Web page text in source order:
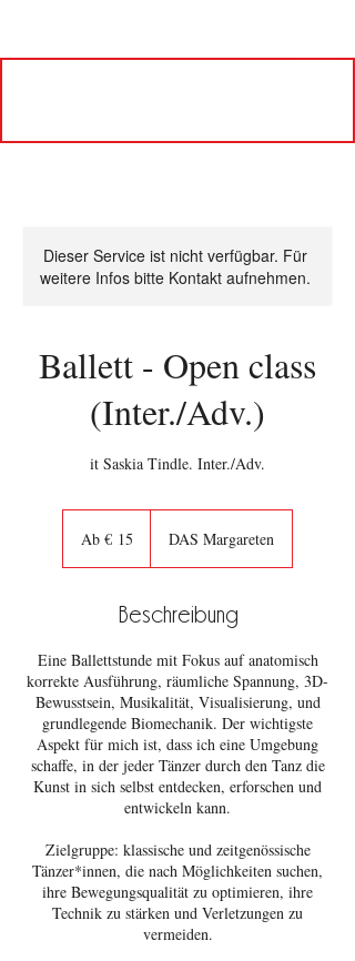
Dieser Service ist nicht verfügbar. Für
weitere Infos bitte Kontakt aufnehmen.
Ballett - Open class
(Inter./Adv.)
it Saskia Tindle. Inter./Adv.
EuroAb € 15 DAS Margareten
Beschreibung
Eine Ballettstunde mit Fokus auf anatomisch
korrekte Ausführung, räumliche Spannung, 3D-
Bewusstsein, Musikalität, Visualisierung, und
grundlegende Biomechanik. Der wichtigste
Aspekt für mich ist, dass ich eine Umgebung
schaffe, in der jeder Tänzer durch den Tanz die
Kunst in sich selbst entdecken, erforschen und
entwickeln kann.
Zielgruppe: klassische und zeitgenössische
Tänzer*innen, die nach Möglichkeiten suchen,
ihre Bewegungsqualität zu optimieren, ihre
Technik zu stärken und Verletzungen zu
vermeiden.